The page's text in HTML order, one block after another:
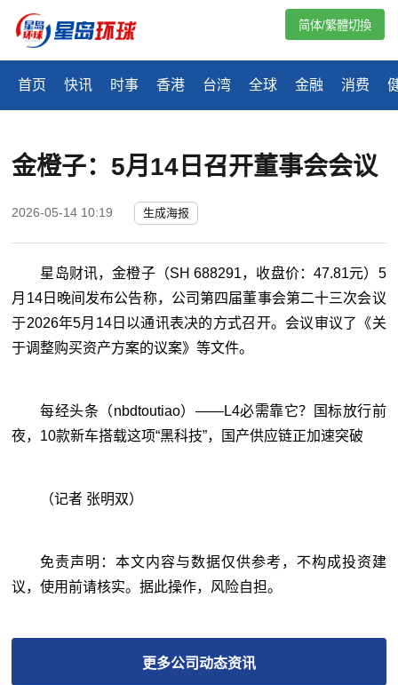
首页 快讯 时事 香港 台湾 全球 金融 消费
简体/繁體切換
金橙子：5月14日召开董事会会议
2026-05-14 10:19 生成海报
星岛财讯，金橙子（SH 688291，收盘价：47.81元）5
月14日晚间发布公告称，公司第四届董事会第二十三次会议
于2026年5月14日以通讯表决的方式召开。会议审议了《关
于调整购买资产方案的议案》等文件。
每经头条（nbdtoutiao）——L4必需靠它？国标放行前
夜，10款新车搭载这项“黑科技”，国产供应链正加速突破
（记者 张明双）
免责声明：本文内容与数据仅供参考，不构成投资建
议，使用前请核实。据此操作，风险自担。
更多公司动态资讯